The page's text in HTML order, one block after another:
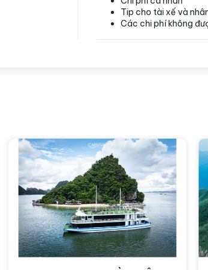
Tip cho tài xế và
Các chi phí không